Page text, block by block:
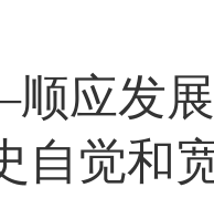
应发展
自觉和